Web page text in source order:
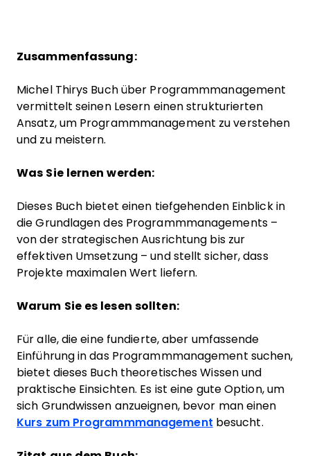
Zusammenfassung:
Michel Thirys Buch über Programmmanagement
vermittelt seinen Lesern einen strukturierten
Ansatz, um Programmmanagement zu verstehen
und zu meistern.
Was Sie lernen werden:
Dieses Buch bietet einen tiefgehenden Einblick in
die Grundlagen des Programmmanagements –
von der strategischen Ausrichtung bis zur
effektiven Umsetzung – und stellt sicher, dass
Projekte maximalen Wert liefern.
Warum Sie es lesen sollten:
Für alle, die eine fundierte, aber umfassende
Einführung in das Programmmanagement suchen,
bietet dieses Buch theoretisches Wissen und
praktische Einsichten. Es ist eine gute Option, um
sich Grundwissen anzueignen, bevor man einen
Kurs zum Programmmanagement besucht.